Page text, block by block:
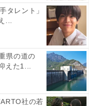
らの古民家、ハイツ
リアです。生駒山の
か、街中には桜並木
のも魅力です。
タレント」
...
県の道の
えた1...
社の若